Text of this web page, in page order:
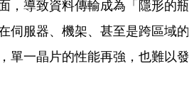
，導致資料傳輸成為「隱形的瓶
伺服器、機架、甚至是跨區域的
單一晶片的性能再強，也難以發